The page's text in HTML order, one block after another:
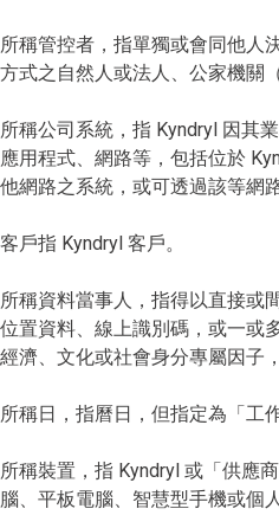
所稱管控者，指單獨或會同他人
方式之自然人或法人、公家機關
所稱公司系統，指 Kyndryl 因其
應用程式、網路等，包括位於
他網路之系統，或可透過該等網
客戶指 Kyndryl 客戶。
所稱資料當事人，指得以直接或
位置資料、線上識別碼，或一或
經濟、文化或社會身分專屬因子
所稱日，指曆日，但指定為「工
所稱裝置，指 Kyndryl 或「供應
腦、平板電腦、智慧型手機或個